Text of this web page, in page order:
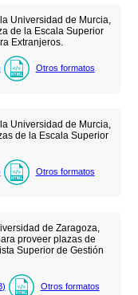
Universidad de Murcia,
de la Escala Superior
Extranjeros.
Otros formatos
Universidad de Murcia,
de la Escala Superior
Otros formatos
de Zaragoza,
proveer plazas de
Superior de Gestión
) Otros formatos